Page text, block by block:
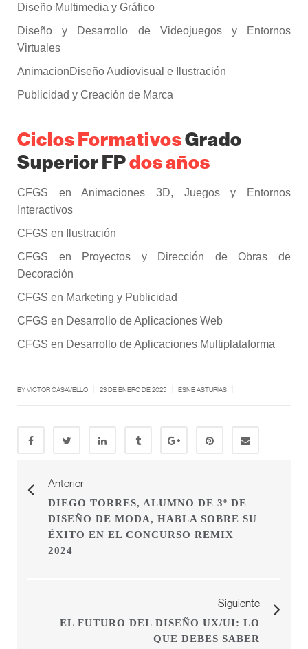
Diseño Multimedia y Gráfico
Diseño y Desarrollo de Videojuegos y Entornos
Virtuales
AnimacionDiseño Audiovisual e Ilustración
Publicidad y Creación de Marca
Ciclos FormativosGrado
Superior FPdos años
CFGS en Animaciones 3D, Juegos y Entornos
Interactivos
CFGS en Ilustración
CFGS en Proyectos y Dirección de Obras de
Decoración
CFGS en Marketing y Publicidad
CFGS en Desarrollo de Aplicaciones Web
CFGS en Desarrollo de Aplicaciones Multiplataforma
BYVICTOR CASAVELLO 23 DE ENERO DE 2025 ESNE ASTURIAS
Anterior
DIEGO TORRES, ALUMNO DE 3º DE
DISEÑO DE MODA, HABLA SOBRE SU
ÉXITO EN EL CONCURSO REMIX
2024
Siguiente
EL FUTURO DEL DISEÑO UX/UI: LO
QUE DEBES SABER